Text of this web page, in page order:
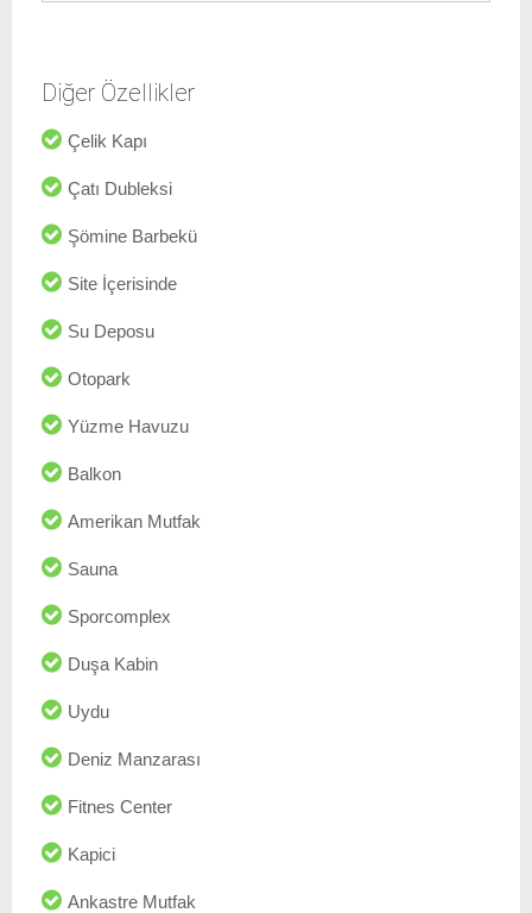
Diğer Özellikler
Çelik Kapı
Çatı Dubleksi
Şömine Barbekü
Site İçerisinde
Su Deposu
Otopark
Yüzme Havuzu
Balkon
Amerikan Mutfak
Sauna
Sporcomplex
Duşa Kabin
Uydu
Deniz Manzarası
Fitnes Center
Kapici
Ankastre Mutfak